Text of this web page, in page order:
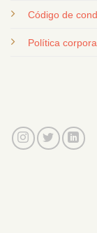
Código de
Política